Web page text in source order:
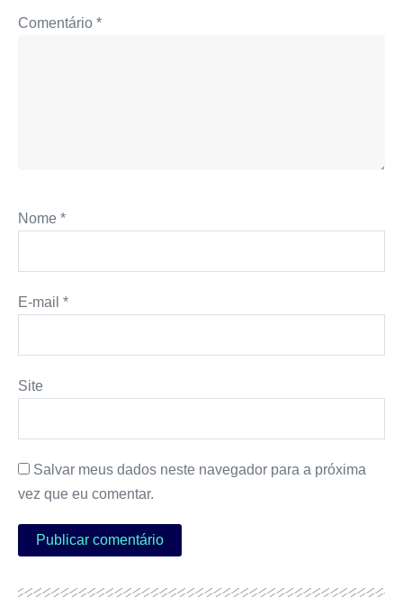
Comentário *
Nome *
E-mail *
Site
Salvar meus dados neste navegador para a próxima
vez que eu comentar.